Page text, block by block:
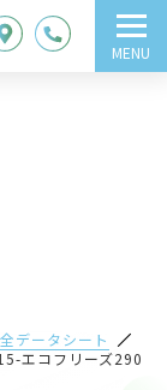
MENU
データシート
エコフリーズ290